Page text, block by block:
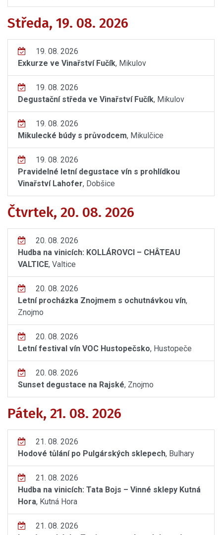
Středa, 19. 08. 2026
19. 08. 2026
Exkurze ve Vinařství Fučík, Mikulov
19. 08. 2026
Degustační středa ve Vinařství Fučík, Mikulov
19. 08. 2026
Mikulecké búdy s průvodcem, Mikulčice
19. 08. 2026
Pravidelné letní degustace vín s prohlídkou
Vinařství Lahofer, Dobšice
Čtvrtek, 20. 08. 2026
20. 08. 2026
Hudba na vinicích: KOLLÁROVCI – CHÂTEAU
VALTICE, Valtice
20. 08. 2026
Letní procházka Znojmem s ochutnávkou vín,
Znojmo
20. 08. 2026
Letní festival vín VOC Hustopečsko, Hustopeče
20. 08. 2026
Sunset degustace na Rajské, Znojmo
Pátek, 21. 08. 2026
21. 08. 2026
Hodové tůlání po Pulgárských sklepech, Bulhary
21. 08. 2026
Hudba na vinicích: Tata Bojs – Vinné sklepy Kutná
Hora, Kutná Hora
21. 08. 2026